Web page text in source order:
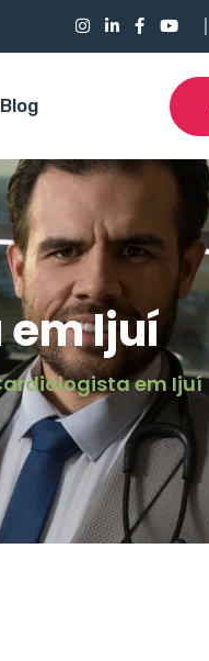
Blog
Ijuí
em Ijuí